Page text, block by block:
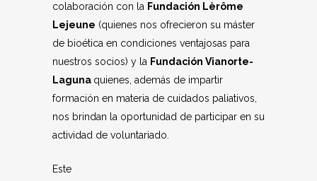
colaboración con la Fundación Lèrôme
Lejeune (quienes nos ofrecieron su máster
de bioética en condiciones ventajosas para
nuestros socios) y la Fundación Vianorte-
Laguna quienes, además de impartir
formación en materia de cuidados paliativos,
nos brindan la oportunidad de participar en su
actividad de voluntariado.
Este